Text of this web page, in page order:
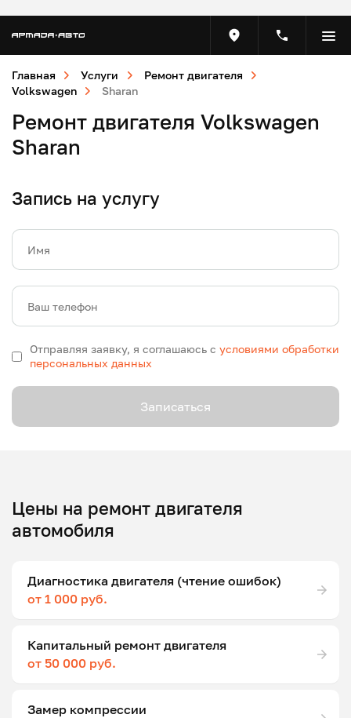
Главная Услуги
Ремонт двигателя
Volkswagen
Sharan
Ремонт двигателя Volkswagen
Sharan
Запись на услугу
Имя
Ваш телефон
Отправляя заявку, я соглашаюсь с условиями обработки
персональных данных
Записаться
Цены на ремонт двигателя
автомобиля
Диагностика двигателя (чтение ошибок)
от 1 000 руб.
Капитальный ремонт двигателя
от 50 000 руб.
Замер компрессии